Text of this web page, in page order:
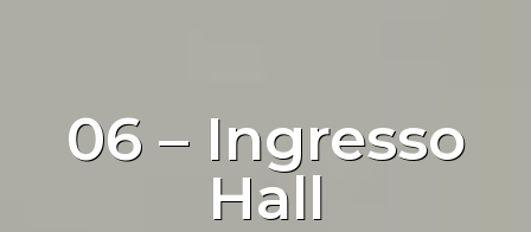
06 – Ingresso
Hall